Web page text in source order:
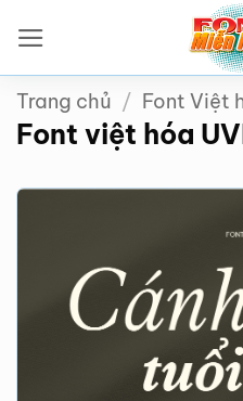
qua
nội
dung
Trang chủ / Font Việt
Font việt hóa